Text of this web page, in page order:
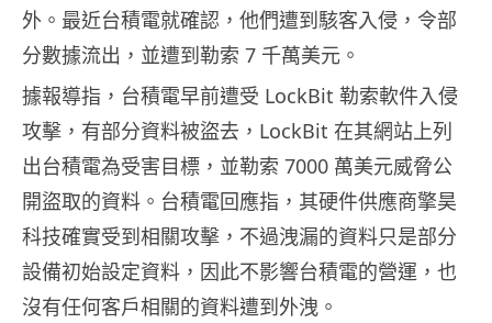
外。最近台積電就確認，他們遭到駭客入侵，令部
分數據流出，並遭到勒索 7 千萬美元。
據報導指，台積電早前遭受 LockBit 勒索軟件入侵
攻擊，有部分資料被盜去，LockBit 在其網站上列
出台積電為受害目標，並勒索 7000 萬美元威脅公
開盜取的資料。台積電回應指，其硬件供應商擎昊
科技確實受到相關攻擊，不過洩漏的資料只是部分
設備初始設定資料，因此不影響台積電的營運，也
沒有任何客戶相關的資料遭到外洩。